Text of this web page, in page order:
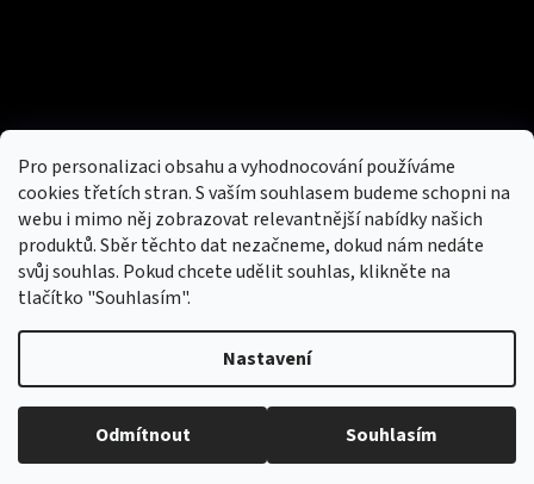
Pro personalizaci obsahu a vyhodnocování používáme
cookies třetích stran. S vaším souhlasem budeme schopni na
webu i mimo něj zobrazovat relevantnější nabídky našich
produktů. Sběr těchto dat nezačneme, dokud nám nedáte
svůj souhlas. Pokud chcete udělit souhlas, klikněte na
tlačítko "Souhlasím".
Nastavení
Odmítnout Souhlasím
Nový obchod s batohy, cestovními zavazadly, tašky a peněženky
Copyright 2026hotovebryle.cz
. Všechna práva